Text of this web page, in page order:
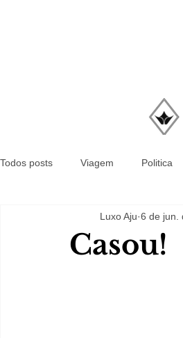
Todos posts Viagem Politica
Casou!
Luxo Aju 6 de jun.